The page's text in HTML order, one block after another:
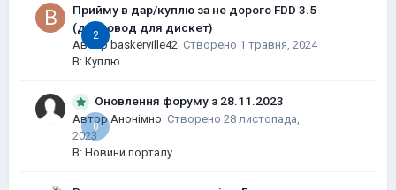
2
Прийму в дар/куплю за не дорого FDD 3.5
(дисковод для дискет)
Автор baskerville42 Створено 1 травня, 2024
В: Куплю
0
Оновлення форуму з 28.11.2023
Автор Анонімно Створено 28 листопада,
2023
В: Новини порталу